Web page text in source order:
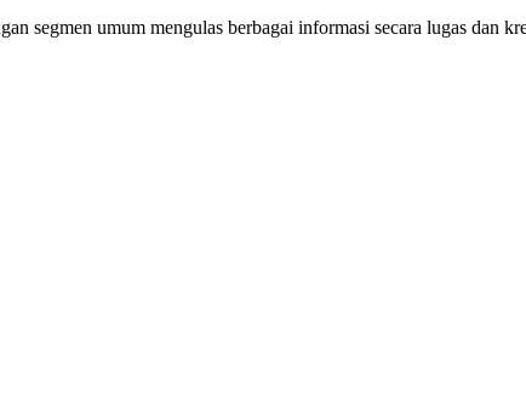
segmen umum mengulas berbagai informasi secara lugas dan